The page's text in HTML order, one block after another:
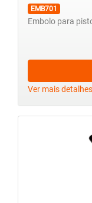
EMB701
Embolo para
Ver mais detalhes